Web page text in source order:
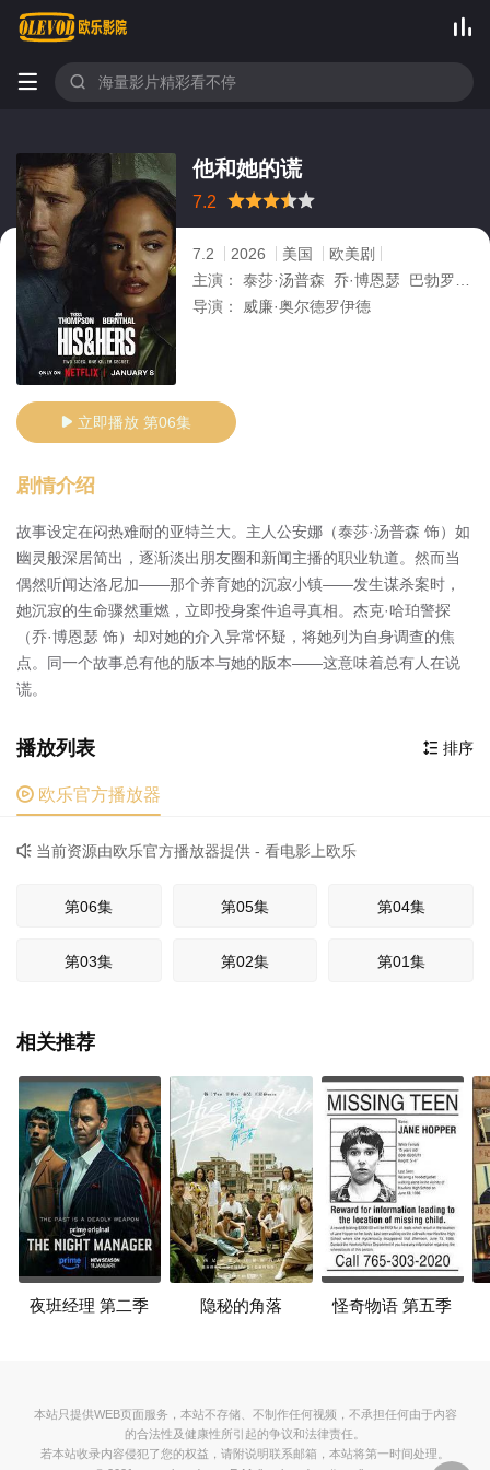

 
他和她的谎
7.2
很差较差还行推荐力荐
7.2 2026 美国
欧美剧
主演：
泰莎·汤普森 乔·博恩瑟 巴勃罗·施瑞博尔 Crystal Fox 苏妮特·玛尼
导演：
威廉·奥尔德罗伊德
 立即播放 第06集
剧情介绍
故事设定在闷热难耐的亚特兰大。主人公安娜（泰莎·汤普森 饰）如
幽灵般深居简出，逐渐淡出朋友圈和新闻主播的职业轨道。然而当
偶然听闻达洛尼加——那个养育她的沉寂小镇——发生谋杀案时，
她沉寂的生命骤然重燃，立即投身案件追寻真相。杰克·哈珀警探
（乔·博恩瑟 饰）却对她的介入异常怀疑，将她列为自身调查的焦
点。同一个故事总有他的版本与她的版本——这意味着总有人在说
谎。
 排序
播放列表
 欧乐官方播放器
 当前资源由欧乐官方播放器提供 - 看电影上欧乐
第06集 第05集 第04集
第03集 第02集 第01集
相关推荐
夜班经理 第二季 隐秘的角落 怪奇物语 第五季
本站只提供WEB页面服务，本站不存储、不制作任何视频，不承担任何由于内容
的合法性及健康性所引起的争议和法律责任。
若本站收录内容侵犯了您的权益，请附说明联系邮箱，本站将第一时间处理。